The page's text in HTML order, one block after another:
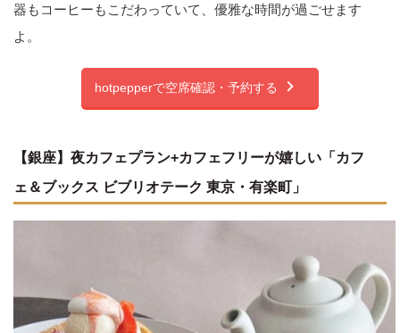
器もコーヒーもこだわっていて、優雅な時間が過ごせます
よ。
hotpepperで空席確認・予約する
【銀座】夜カフェプラン+カフェフリーが嬉しい「カフ
ェ＆ブックス ビブリオテーク 東京・有楽町」